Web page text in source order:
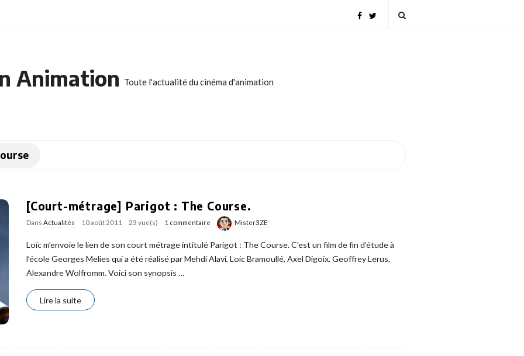
Animation Toute l'actualité du cinéma d'animation
[Court-métrage] Parigot : The Course.
Dans Actualités 10 août 2011 23 vue(s) 1 commentaire Mister3ZE
Loïc m’envoie le lien de son court métrage intitulé Parigot : The Course. C’est un film de fin d’étude à
l’école Georges Melies qui a été réalisé par Mehdi Alavi, Loic Bramoullé, Axel Digoix, Geoffrey Lerus,
Alexandre Wolfromm. Voici son synopsis …
Lire la suite